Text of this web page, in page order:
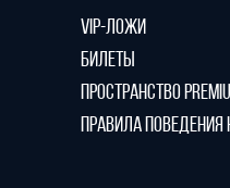
VIP-ЛОЖИ
БИЛЕТЫ
ПРОСТРАНСТВО
ПРАВИЛА ПОВЕДЕНИЯ